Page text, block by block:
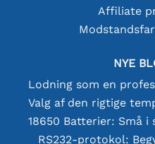
Affiliate
NYE
RS232-protokol: